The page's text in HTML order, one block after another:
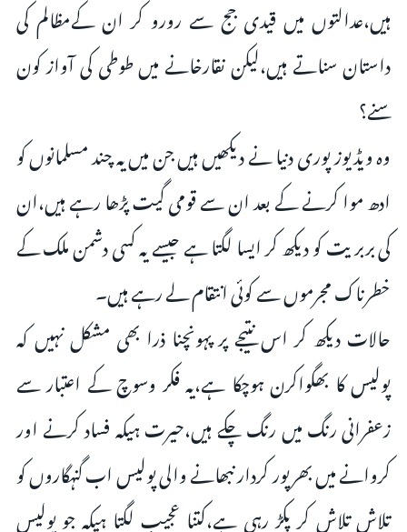
ہیں،عدالتوں میں قیدی جج سے رورو کر ان کےمظالم کی
داستان سناتے ہیں،لیکن نقارخانے میں طوطی کی آواز کون
سنے؟
وہ ویڈیوز پوری دنیا نے دیکھیں ہیں جن میں یہ چند مسلمانوں کو
ادھ موا کرنے کے بعد ان سے قومی گیت پڑھا رہے ہیں،ان
کی بربریت کو دیکھ کر ایسا لگتا ہے جیسے یہ کسی دشمن ملک کے
خطرناک مجرموں سے کوئی انتقام لے رہے ہیں۔
حالات دیکھ کر اس نتیجے پر پہونچنا ذرا بھی مشکل نہیں کہ
پولیس کا بھگواکرن ہوچکا ہے،یہ فکر وسوچ کے اعتبار سے
زعفرانی رنگ میں رنگ چکے ہیں،حیرت ہیکہ فساد کرنے اور
کروانے میں بھرپور کردار نبھانے والی پولیس اب گنہگاروں کو
تلاش تلاش کر پکڑ رہی ہے،کتنا عجیب لگتا ہیکہ جو پولیس